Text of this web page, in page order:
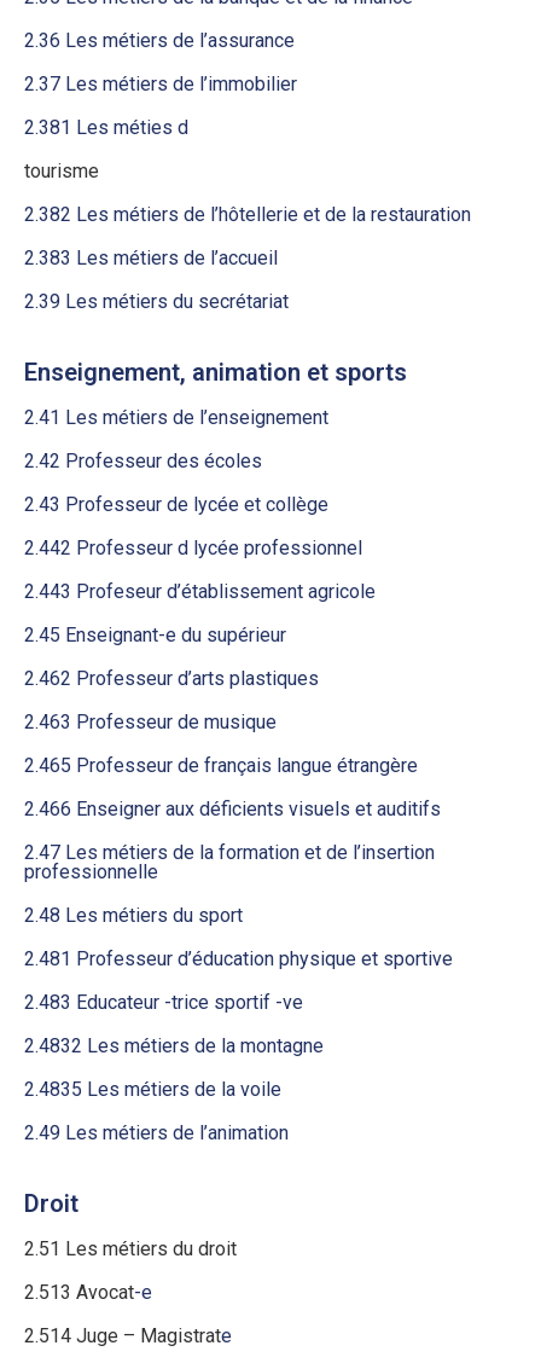
2.36 Les métiers de l’assurance
2.37 Les métiers de l’immobilier
2.381 Les méties d
tourisme
2.382 Les métiers de l’hôtellerie et de la restauration
2.383 Les métiers de l’accueil
2.39 Les métiers du secrétariat
Enseignement, animation et sports
2.41 Les métiers de l’enseignement
2.42 Professeur des écoles
2.43 Professeur de lycée et collège
2.442 Professeur d lycée professionnel
2.443 Profeseur d’établissement agricole
2.45 Enseignant-e du supérieur
2.462 Professeur d’arts plastiques
2.463 Professeur de musique
2.465 Professeur de français langue étrangère
2.466 Enseigner aux déficients visuels et auditifs
2.47 Les métiers de la formation et de l’insertion
professionnelle
2.48 Les métiers du sport
2.481 Professeur d’éducation physique et sportive
2.483 Educateur -trice sportif -ve
2.4832 Les métiers de la montagne
2.4835 Les métiers de la voile
2.49 Les métiers de l’animation
Droit
2.51 Les métiers du droit
2.513 Avocat-e
2.514 Juge – Magistrate